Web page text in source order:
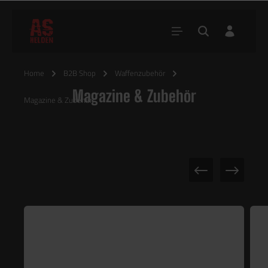
Home B2B Shop Waffenzubehör
Magazine & ZubehörMagazine & Zubehör